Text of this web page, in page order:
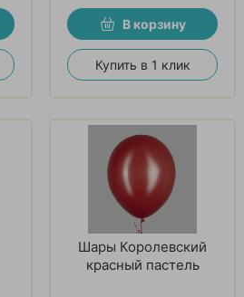
В корзину
Купить в 1 клик
Шары Королевский
красный пастель